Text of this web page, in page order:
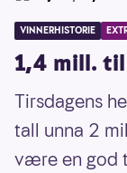
VINNERHISTORIE
1,4 mill.
Tirsdagens
tall unna 2
være en god